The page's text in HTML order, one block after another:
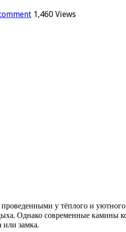
1,460 Views
у тёплого и уютного
Однако современные камины
замка.